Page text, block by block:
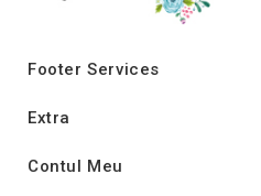
Footer Services
Extra
Contul Meu